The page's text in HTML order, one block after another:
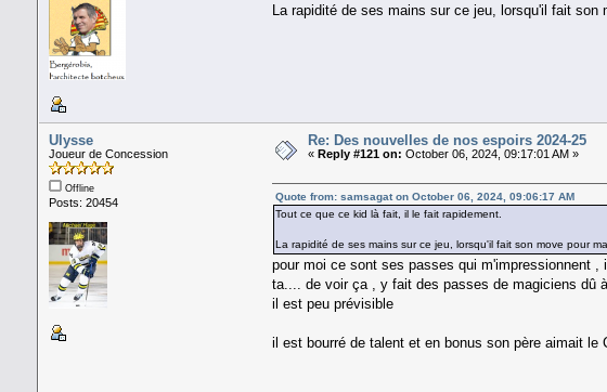
La rapidité de ses mains sur ce jeu, lorsqu'il fait son
Ulysse
Joueur de Concession
Offline
Posts: 20454
Re: Des nouvelles de nos espoirs 2024-25
« Reply #121 on: October 06, 2024, 09:17:01 AM »
Quote from: samsagat on October 06, 2024, 09:06:17 AM
Tout ce que ce kid là fait, il le fait rapidement.
La rapidité de ses mains sur ce jeu, lorsqu'il fait son move pour
pour moi ce sont ses passes qui m'impressionnent
ta.... de voir ça , y fait des passes de magiciens dû
il est peu prévisible
il est bourré de talent et en bonus son père aimait